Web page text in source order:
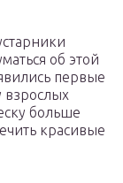
об этой
первые
взрослых
больше
красивые